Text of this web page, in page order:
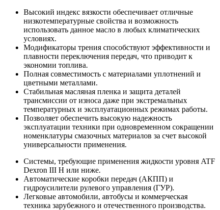
Высокий индекс вязкости обеспечивает отличные
низкотемпературные свойства и возможность
использовать данное масло в любых климатических
условиях.
Модификаторы трения способствуют эффективности и
плавности переключения передач, что приводит к
экономии топлива.
Полная совместимость с материалами уплотнений и
цветными металлами.
Стабильная масляная пленка и защита деталей
трансмиссии от износа даже при экстремальных
температурных и эксплуатационных режимах работы.
Позволяет обеспечить высокую надежность
эксплуатации техники при одновременном сокращении
номенклатуры смазочных материалов за счет высокой
универсальности применения.
Системы, требующие применения жидкости уровня ATF
Dexron III H или ниже.
Автоматические коробки передач (АКПП) и
гидроусилители рулевого управления (ГУР).
Легковые автомобили, автобусы и коммерческая
техника зарубежного и отечественного производства.